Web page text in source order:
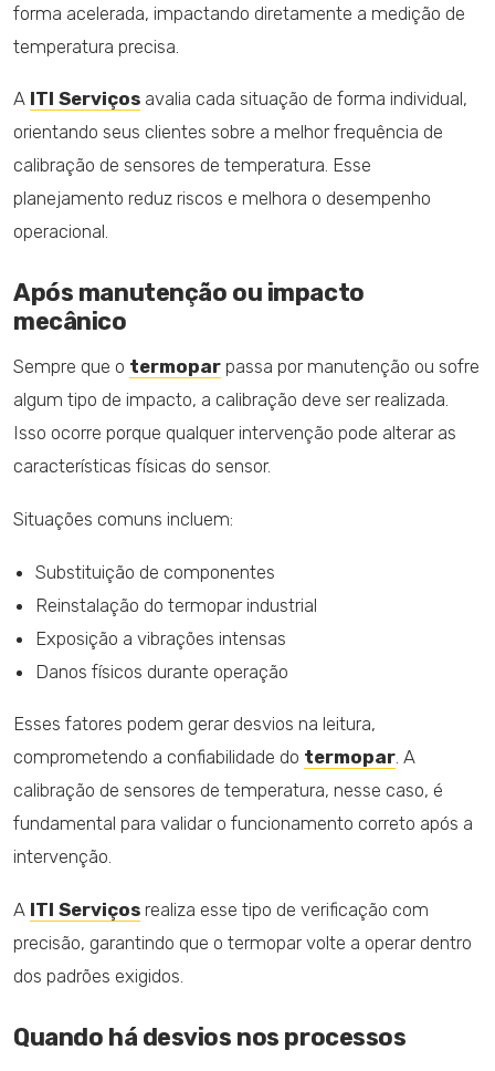
forma acelerada, impactando diretamente a medição de
temperatura precisa.
A ITI Serviços avalia cada situação de forma individual,
orientando seus clientes sobre a melhor frequência de
calibração de sensores de temperatura. Esse
planejamento reduz riscos e melhora o desempenho
operacional.
Após manutenção ou impacto
mecânico
Sempre que o termopar passa por manutenção ou sofre
algum tipo de impacto, a calibração deve ser realizada.
Isso ocorre porque qualquer intervenção pode alterar as
características físicas do sensor.
Situações comuns incluem:
Substituição de componentes
Reinstalação do termopar industrial
Exposição a vibrações intensas
Danos físicos durante operação
Esses fatores podem gerar desvios na leitura,
comprometendo a confiabilidade do termopar. A
calibração de sensores de temperatura, nesse caso, é
fundamental para validar o funcionamento correto após a
intervenção.
A ITI Serviços realiza esse tipo de verificação com
precisão, garantindo que o termopar volte a operar dentro
dos padrões exigidos.
Quando há desvios nos processos